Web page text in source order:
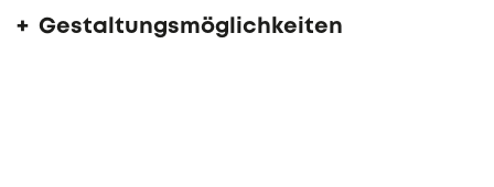
Gestaltungsmöglichkeiten